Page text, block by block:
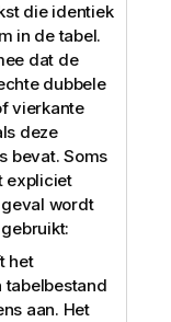
die identiek
in de tabel.
dat de
dubbele
vierkante
deze
bevat. Soms
expliciet
wordt
het
tabelbestand
aan. Het